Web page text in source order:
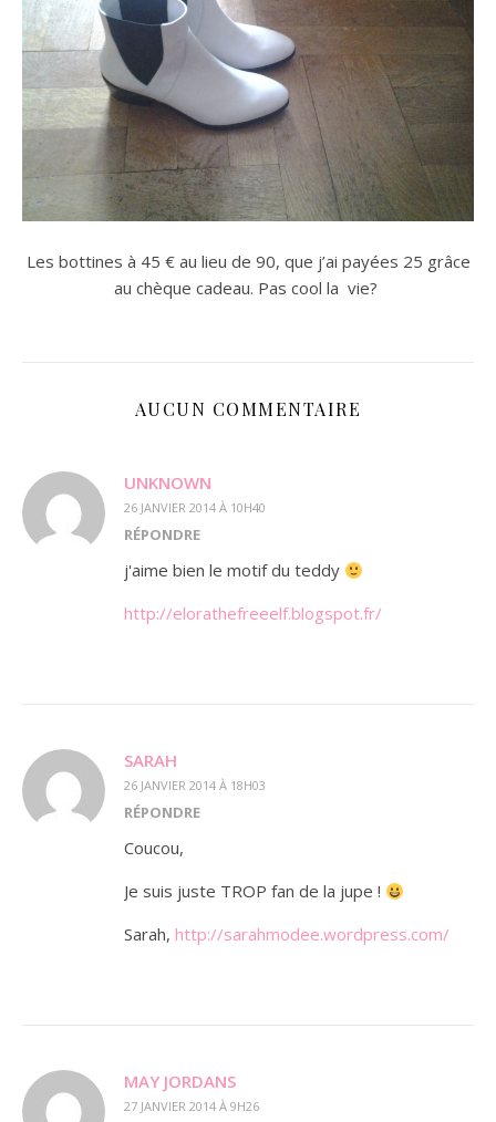
Les bottines à 45 € au lieu de 90, que j’ai payées 25 grâce
au chèque cadeau. Pas cool la vie?
AUCUN COMMENTAIRE
UNKNOWN
26 JANVIER 2014 À 10H40
RÉPONDRE
j'aime bien le motif du teddy
http://elorathefreeelf.blogspot.fr/
SARAH
26 JANVIER 2014 À 18H03
RÉPONDRE
Coucou,
Je suis juste TROP fan de la jupe !
Sarah, http://sarahmodee.wordpress.com/
MAY JORDANS
27 JANVIER 2014 À 9H26